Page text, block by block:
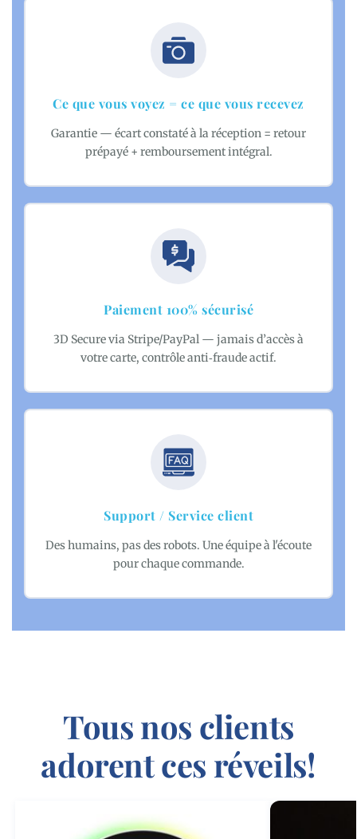
Ce que vous voyez = ce que vous recevez
Garantie — écart constaté à la réception = retour
prépayé + remboursement intégral.
Paiement 100% sécurisé
3D Secure via Stripe/PayPal — jamais d’accès à
votre carte, contrôle anti‑fraude actif.
Support / Service client
Des humains, pas des robots. Une équipe à l'écoute
pour chaque commande.
Tous nos clients
adorent ces réveils!